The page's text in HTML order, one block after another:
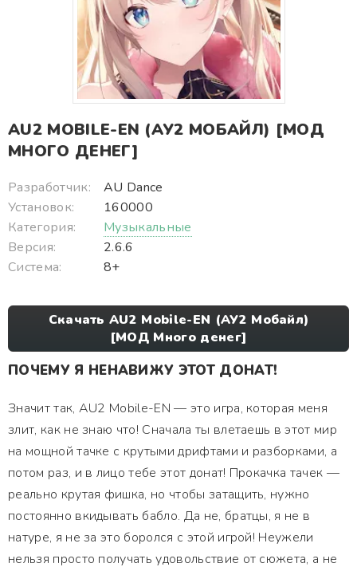
AU2 MOBILE-EN (АУ2 МОБАЙЛ) [МОД
МНОГО ДЕНЕГ]
Разработчик:
AU Dance
Установок:
160000
Категория:
Музыкальные
Версия:
2.6.6
Система:
8+
Скачать AU2 Mobile-EN (АУ2 Мобайл)
[МОД Много денег]
ПОЧЕМУ Я НЕНАВИЖУ ЭТОТ ДОНАТ!
Значит так, AU2 Mobile-EN — это игра, которая меня
злит, как не знаю что! Сначала ты влетаешь в этот мир
на мощной тачке с крутыми дрифтами и разборками, а
потом раз, и в лицо тебе этот донат! Прокачка тачек —
реально крутая фишка, но чтобы затащить, нужно
постоянно вкидывать бабло. Да не, братцы, я не в
натуре, я не за это боролся с этой игрой! Неужели
нельзя просто получать удовольствие от сюжета, а не